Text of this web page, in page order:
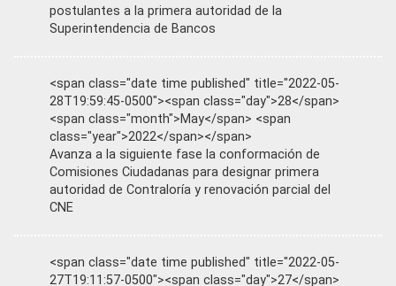
postulantes a la primera autoridad de la
Superintendencia de Bancos
<span class="date time published" title="2022-05-
28T19:59:45-0500"><span class="day">28</span>
<span class="month">May</span> <span
class="year">2022</span></span>
Avanza a la siguiente fase la conformación de
Comisiones Ciudadanas para designar primera
autoridad de Contraloría y renovación parcial del
CNE
<span class="date time published" title="2022-05-
27T19:11:57-0500"><span class="day">27</span>